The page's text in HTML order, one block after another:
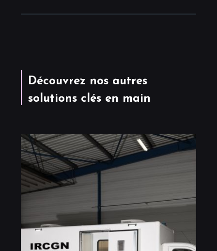
Découvrez nos autres
solutions clés en main